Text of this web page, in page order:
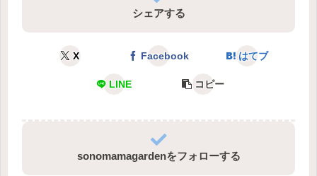
シェアする
X Facebook はてブ
LINE コピー
sonomamagardenをフォローする